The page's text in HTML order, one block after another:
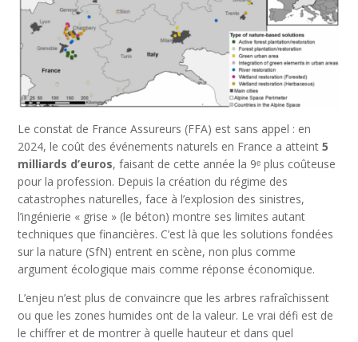
Le constat de France Assureurs (FFA) est sans appel : en
2024, le coût des événements naturels en France a atteint5
milliards d’euros, faisant de cette année la 9ᵉ plus coûteuse
pour la profession. Depuis la création du régime des
catastrophes naturelles, face à l’explosion des sinistres,
l’ingénierie « grise » (le béton) montre ses limites autant
techniques que financières. C’est là que les solutions fondées
sur la nature (SfN) entrent en scène, non plus comme
argument écologique mais comme réponse économique.
L’enjeu n’est plus de convaincre que les arbres rafraîchissent
ou que les zones humides ont de la valeur. Le vrai défi est de
le chiffrer et de montrer à quelle hauteur et dans quel